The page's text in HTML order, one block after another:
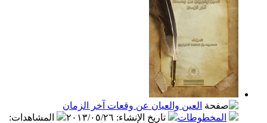
العين والعيان عن وقعات آخر الزمان
المخطوطات
تاريخ الإنشاء: ٢٠١٣/٠٥/٢٦ المشاهدات: